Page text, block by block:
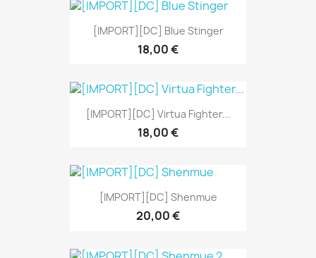
[IMPORT][DC] Blue Stinger
18,00 €
[IMPORT][DC] Virtua Fighter...
18,00 €
[IMPORT][DC] Shenmue
20,00 €